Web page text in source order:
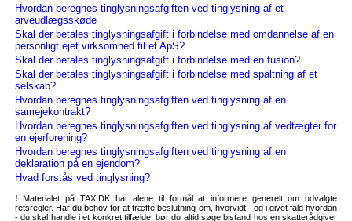
Hvordan beregnes tinglysningsafgiften ved tinglysning af et
arveudlægsskøde
Skal der betales tinglysningsafgift i forbindelse med omdannelse af en
personligt ejet virksomhed til et ApS?
Skal der betales tinglysningsafgift i forbindelse med en fusion?
Skal der betales tinglysningsafgift i forbindelse med spaltning af et
selskab?
Hvordan beregnes tinglysningsafgiften ved tinglysning af en
samejekontrakt?
Hvordan beregnes tinglysningsafgiften ved tinglysning af vedtægter for
en ejerforening?
Hvordan beregnes tinglysningsafgiften ved tinglysning af en
deklaration på en ejendom?
Hvad forstås ved tinglysning?
! Materialet på TAX.DK har alene til formål at informere generelt om udvalgte
retsregler. Har du behov for at træffe beslutning om, hvorvidt - og i givet fald hvordan
- du skal handle i et konkret tilfælde, bør du altid søge bistand hos en skatterådgiver